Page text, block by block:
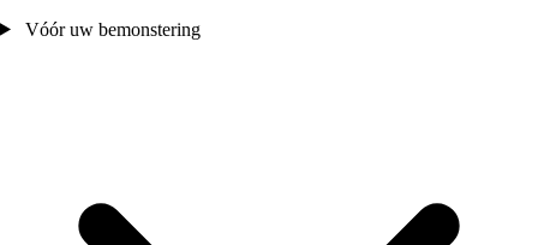
Vóór uw bemonstering